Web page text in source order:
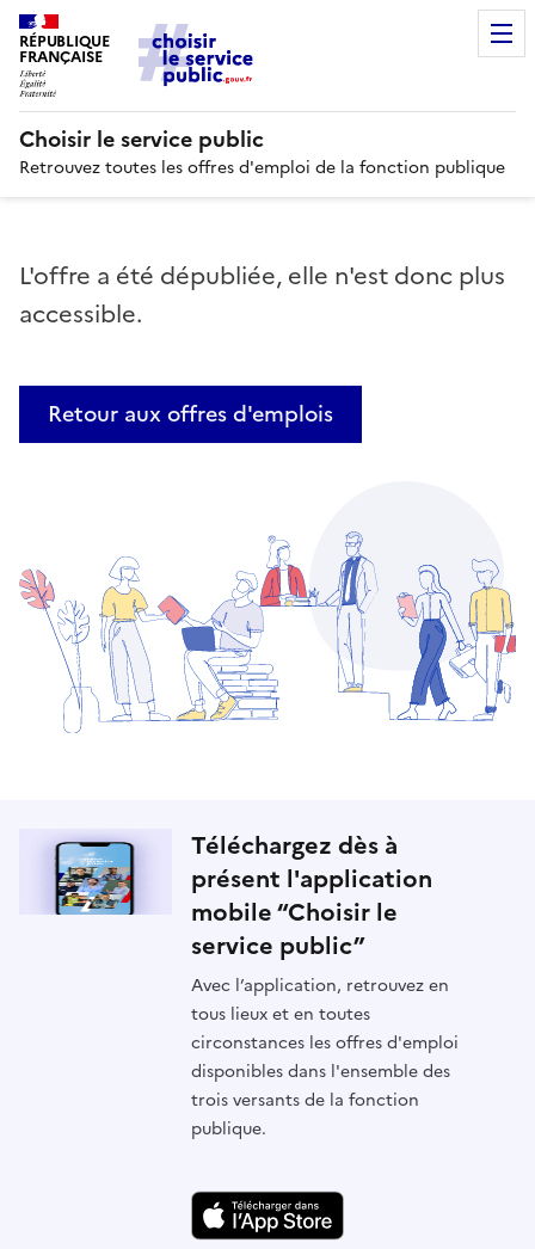
RÉPUBLIQUE
FRANÇAISE
Choisir le service public
Retrouvez toutes les offres d'emploi de la fonction publique
L'offre a été dépubliée, elle n'est donc plus
accessible.
Retour aux offres d'emplois
Téléchargez dès à
présent l'application
mobile “Choisir le
service public”
Avec l’application, retrouvez en
tous lieux et en toutes
circonstances les offres d'emploi
disponibles dans l'ensemble des
trois versants de la fonction
publique.